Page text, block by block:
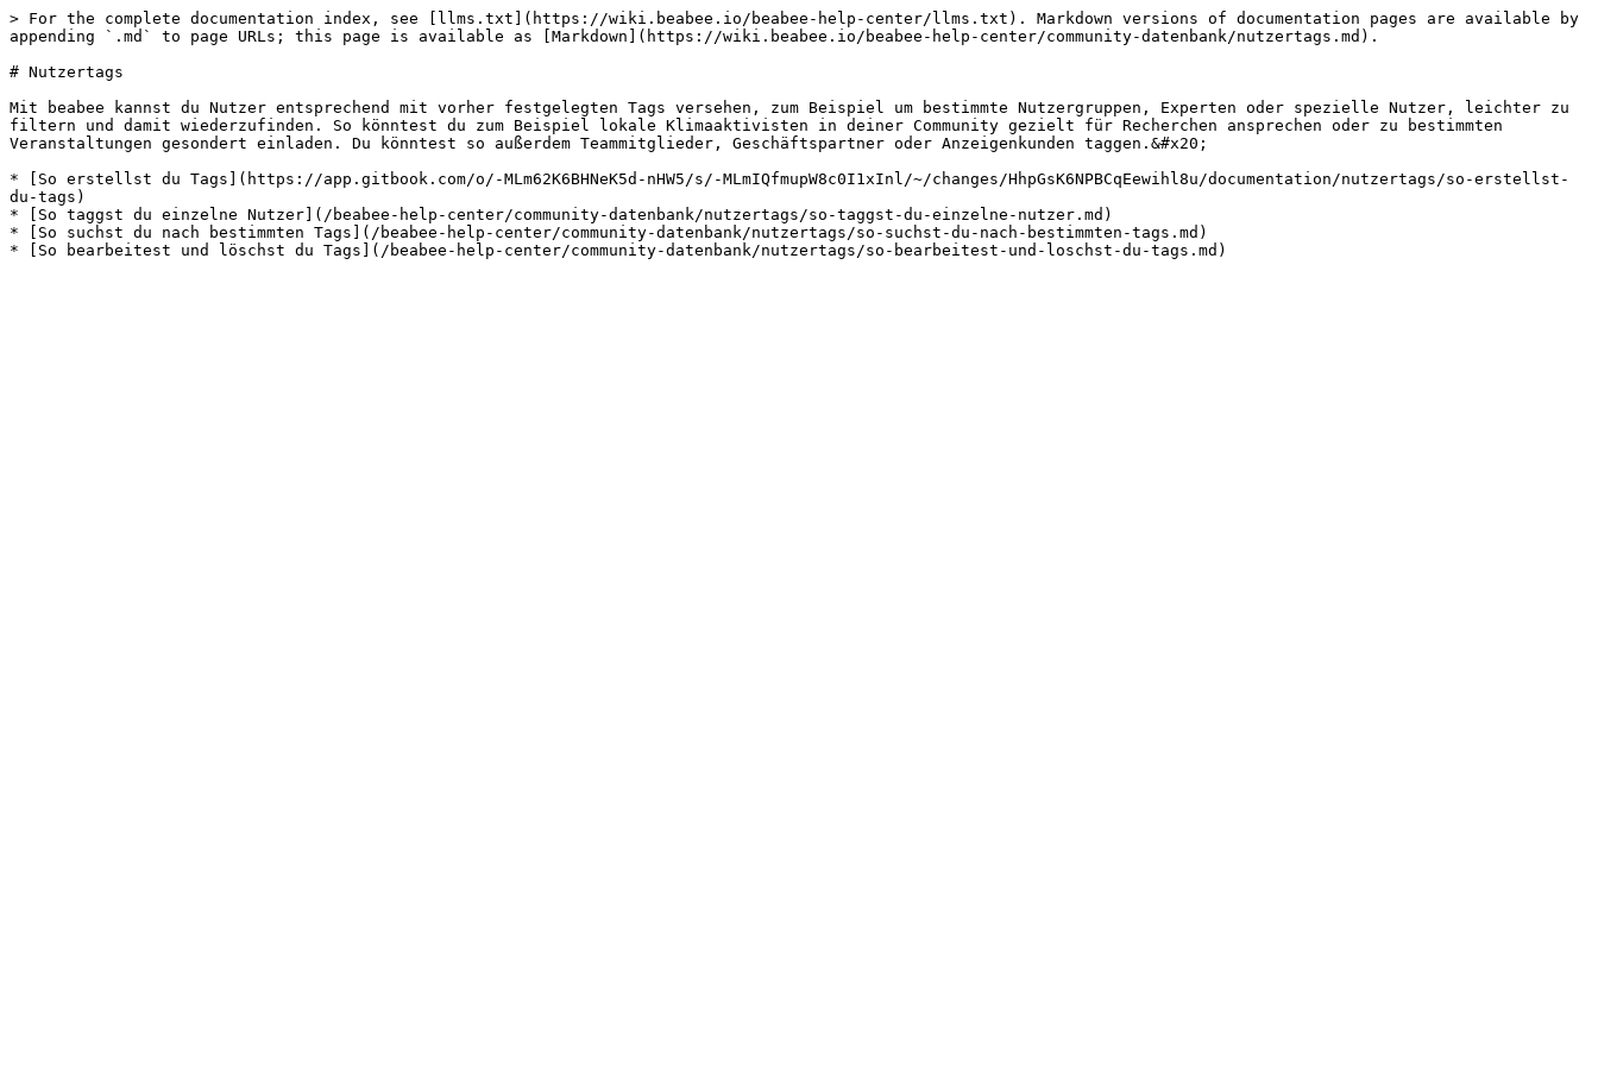
> For the complete documentation index, see [llms.txt](https://wiki.beabee.io/beabee-help-center/llms.txt). Markdown versions of documentation pages are available by
appending `.md` to page URLs; this page is available as [Markdown](https://wiki.beabee.io/beabee-help-center/community-datenbank/nutzertags.md).
# Nutzertags
Mit beabee kannst du Nutzer entsprechend mit vorher festgelegten Tags versehen, zum Beispiel um bestimmte Nutzergruppen, Experten oder spezielle Nutzer, leichter zu
filtern und damit wiederzufinden. So könntest du zum Beispiel lokale Klimaaktivisten in deiner Community gezielt für Recherchen ansprechen oder zu bestimmten
Veranstaltungen gesondert einladen. Du könntest so außerdem Teammitglieder, Geschäftspartner oder Anzeigenkunden taggen.&#x20;
* [So erstellst du Tags](https://app.gitbook.com/o/-MLm62K6BHNeK5d-nHW5/s/-MLmIQfmupW8c0I1xInl/~/changes/HhpGsK6NPBCqEewihl8u/documentation/nutzertags/so-erstellst-
du-tags)
* [So taggst du einzelne Nutzer](/beabee-help-center/community-datenbank/nutzertags/so-taggst-du-einzelne-nutzer.md)
* [So suchst du nach bestimmten Tags](/beabee-help-center/community-datenbank/nutzertags/so-suchst-du-nach-bestimmten-tags.md)